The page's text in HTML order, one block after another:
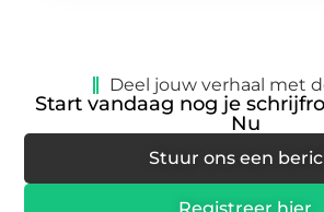
Deel jouw verhaal met
Start vandaag nog je
Nu
Stuur ons een